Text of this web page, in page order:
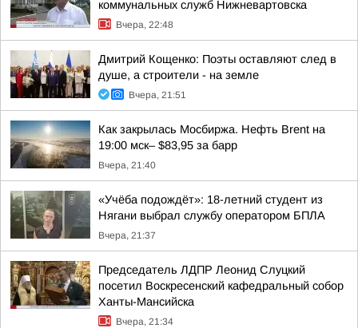
коммунальных служб Нижневартовска
Вчера, 22:48
Дмитрий Кощенко: Поэты оставляют след в
душе, а строители - на земле
Вчера, 21:51
Как закрылась Мосбиржа. Нефть Brent на
19:00 мск– $83,95 за барр
Вчера, 21:40
«Учёба подождёт»: 18-летний студент из
Нягани выбрал службу оператором БПЛА
Вчера, 21:37
Председатель ЛДПР Леонид Слуцкий
посетил Воскресенский кафедральный собор
Ханты-Мансийска
Вчера, 21:34